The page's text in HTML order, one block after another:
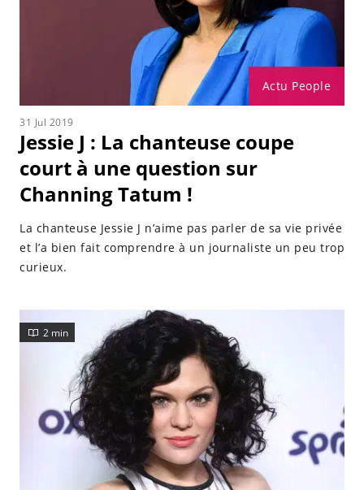
Actu People
31 Jul 2019
Jessie J : La chanteuse coupe
court à une question sur
Channing Tatum !
La chanteuse Jessie J n’aime pas parler de sa vie privée
et l’a bien fait comprendre à un journaliste un peu trop
curieux.
2 min